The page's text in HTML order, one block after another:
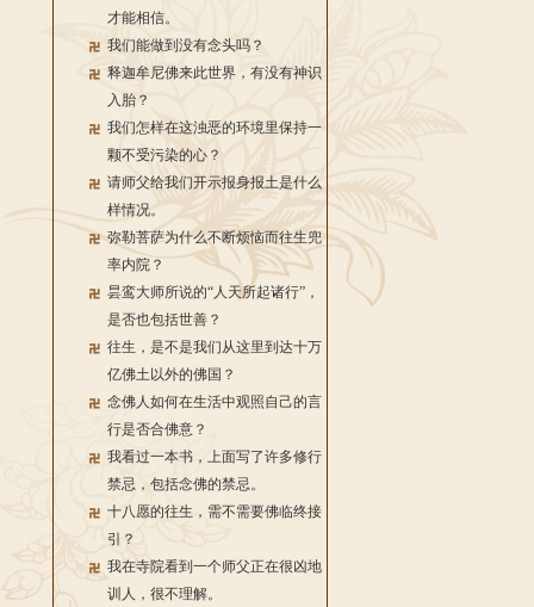
才能相信。
我们能做到没有念头吗？
释迦牟尼佛来此世界，有没有神识
入胎？
我们怎样在这浊恶的环境里保持一
颗不受污染的心？
请师父给我们开示报身报土是什么
样情况。
弥勒菩萨为什么不断烦恼而往生兜
率内院？
昙鸾大师所说的“人天所起诸行”，
是否也包括世善？
往生，是不是我们从这里到达十万
亿佛土以外的佛国？
念佛人如何在生活中观照自己的言
行是否合佛意？
我看过一本书，上面写了许多修行
禁忌，包括念佛的禁忌。
十八愿的往生，需不需要佛临终接
引？
我在寺院看到一个师父正在很凶地
训人，很不理解。